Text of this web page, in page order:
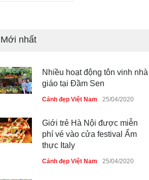
Mới nhất
Nhiều hoạt động tôn vinh nhà
giáo tại Đầm Sen
Cảnh đẹp Việt Nam 25/04/2020
Giới trẻ Hà Nội được miễn
phí vé vào cửa festival Ẩm
thực Italy
Cảnh đẹp Việt Nam 25/04/2020